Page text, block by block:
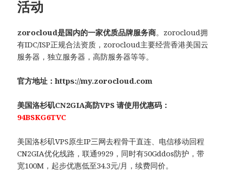
活动
zorocloud是国内的一家优质品牌服务商。 zorocloud拥
有IDC/ISP正规合法资质， zorocloud主要经营香港美国云
服务器，独立服务器，高防服务器等等。
官方地址：https://my.zorocloud.com
美国洛杉矶CN2GIA高防VPS请使用优惠码：
94BSKG6TVC
美国洛杉矶VPS原生IP三网去程骨干直连、电信移动回程
CN2GIA优化线路，联通9929， 同时有50Gddos防护，带
宽100M ， 起步优惠低至34.3元/月，续费同价。